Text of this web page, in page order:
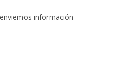
información